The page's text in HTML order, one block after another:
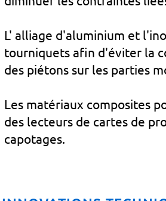
L' alliage d'aluminium et
tourniquets afin d'éviter la
des piétons sur les parties
Les matériaux composites
des lecteurs de cartes de
capotages.